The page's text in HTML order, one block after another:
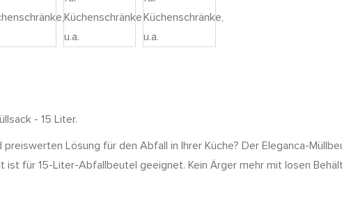
- 15 Liter.
preiswerten Lösung für den Abfall in Ihrer Küche? Der Eleganca-
für 15-Liter-Abfallbeutel geeignet. Kein Ärger mehr mit losen